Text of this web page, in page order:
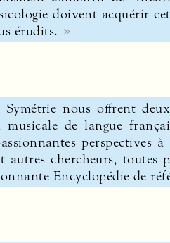
doivent acquérir
érudits.
Symétrie nous offrent
musicale de langue
perspectives à
autres chercheurs,
Encyclopédie de